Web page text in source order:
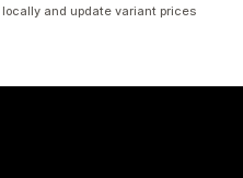
and update variant prices